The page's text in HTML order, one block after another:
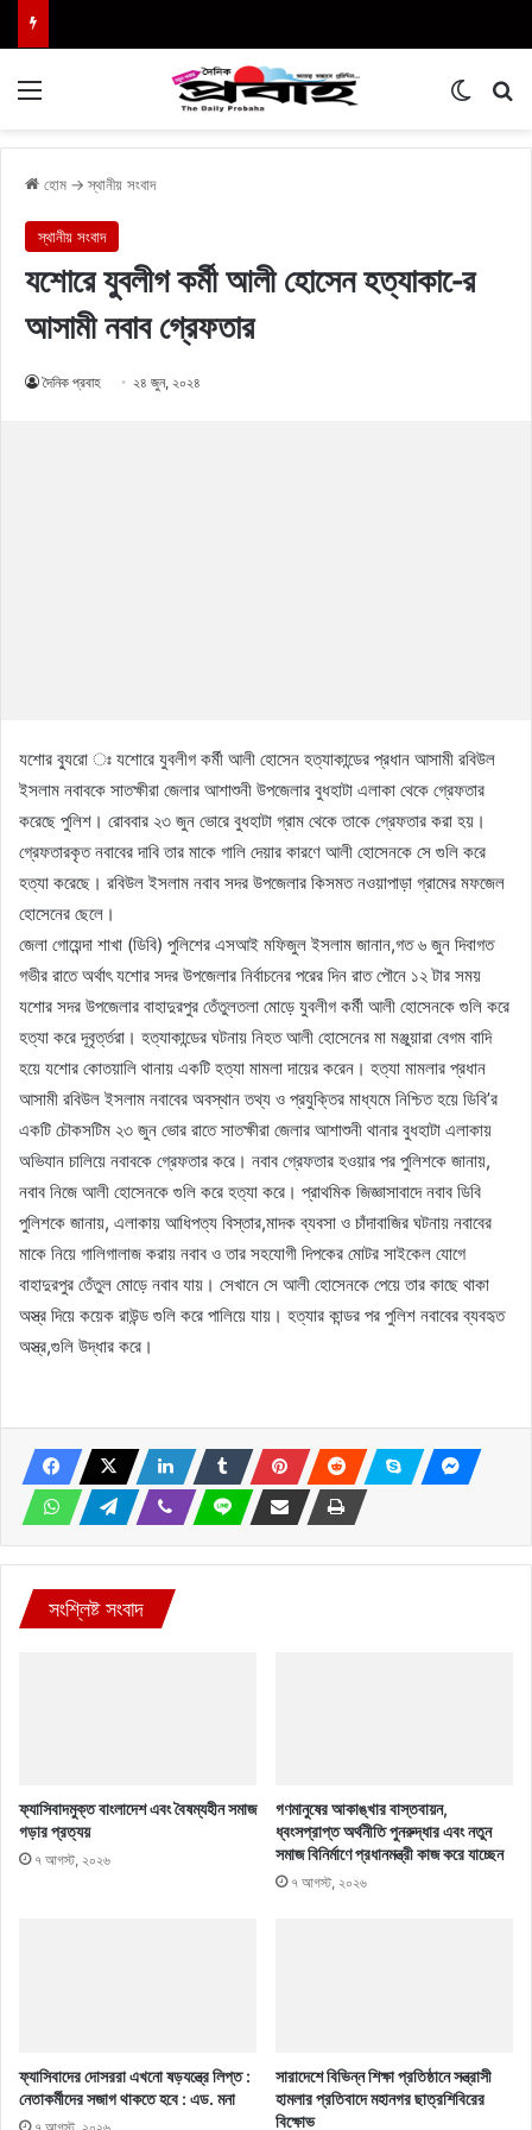
হোম → স্থানীয় সংবাদ
স্থানীয় সংবাদ
যশোরে যুবলীগ কর্মী আলী হোসেন হত্যাকা-ের
আসামী নবাব গ্রেফতার
দৈনিক প্রবাহ ২৪ জুন, ২০২৪
যশোর ব্যুরো ঃ যশোরে যুবলীগ কর্মী আলী হোসেন হত্যাকান্ডের প্রধান আসামী রবিউল
ইসলাম নবাবকে সাতক্ষীরা জেলার আশাশুনী উপজেলার বুধহাটা এলাকা থেকে গ্রেফতার
করেছে পুলিশ। রোববার ২৩ জুন ভোরে বুধহাটা গ্রাম থেকে তাকে গ্রেফতার করা হয়।
গ্রেফতারকৃত নবাবের দাবি তার মাকে গালি দেয়ার কারণে আলী হোসেনকে সে গুলি করে
হত্যা করেছে। রবিউল ইসলাম নবাব সদর উপজেলার কিসমত নওয়াপাড়া গ্রামের মফজেল
হোসেনের ছেলে।
জেলা গোয়েন্দা শাখা (ডিবি) পুলিশের এসআই মফিজুল ইসলাম জানান,গত ৬ জুন দিবাগত
গভীর রাতে অর্থাৎ যশোর সদর উপজেলার নির্বাচনের পরের দিন রাত পৌনে ১২ টার সময়
যশোর সদর উপজেলার বাহাদুরপুর তেঁতুলতলা মোড়ে যুবলীগ কর্মী আলী হোসেনকে গুলি করে
হত্যা করে দূবৃর্ত্তরা। হত্যাকান্ডের ঘটনায় নিহত আলী হোসেনের মা মঞ্জুয়ারা বেগম বাদি
হয়ে যশোর কোতয়ালি থানায় একটি হত্যা মামলা দায়ের করেন। হত্যা মামলার প্রধান
আসামী রবিউল ইসলাম নবাবের অবস্থান তথ্য ও প্রযুক্তির মাধ্যমে নিশ্চিত হয়ে ডিবি’র
একটি চৌকসটিম ২৩ জুন ভোর রাতে সাতক্ষীরা জেলার আশাশুনী থানার বুধহাটা এলাকায়
অভিযান চালিয়ে নবাবকে গ্রেফতার করে। নবাব গ্রেফতার হওয়ার পর পুলিশকে জানায়,
নবাব নিজে আলী হোসেনকে গুলি করে হত্যা করে। প্রাথমিক জিজ্ঞাসাবাদে নবাব ডিবি
পুলিশকে জানায়, এলাকায় আধিপত্য বিস্তার,মাদক ব্যবসা ও চাঁদাবাজির ঘটনায় নবাবের
মাকে নিয়ে গালিগালাজ করায় নবাব ও তার সহযোগী দিপকের মোটর সাইকেল যোগে
বাহাদুরপুর তেঁতুল মোড়ে নবাব যায়। সেখানে সে আলী হোসেনকে পেয়ে তার কাছে থাকা
অস্ত্র দিয়ে কয়েক রাউন্ড গুলি করে পালিয়ে যায়। হত্যার কান্ডর পর পুলিশ নবাবের ব্যবহৃত
অস্ত্র,গুলি উদ্ধার করে।
সংশ্লিষ্ট সংবাদ
ফ্যাসিবাদমুক্ত বাংলাদেশ এবং বৈষম্যহীন সমাজ
গড়ার প্রত্যয়
৭ আগস্ট, ২০২৬
গণমানুষের আকাঙ্খার বাস্তবায়ন,
ধ্বংসপ্রাপ্ত অর্থনীতি পুনরুদ্ধার এবং নতুন
সমাজ বিনির্মাণে প্রধানমন্ত্রী কাজ করে যাচ্ছেন
৭ আগস্ট, ২০২৬
ফ্যাসিবাদের দোসররা এখনো ষড়যন্ত্রে লিপ্ত :
নেতাকর্মীদের সজাগ থাকতে হবে : এড. মনা
সারাদেশে বিভিন্ন শিক্ষা প্রতিষ্ঠানে সন্ত্রাসী
হামলার প্রতিবাদে মহানগর ছাত্রশিবিরের
বিক্ষোভ